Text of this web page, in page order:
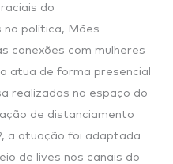
do
na política, Mães
conexões com mulheres
atua de forma presencial
realizadas no espaço do
de distanciamento
a atuação foi adaptada
de lives nos canais do